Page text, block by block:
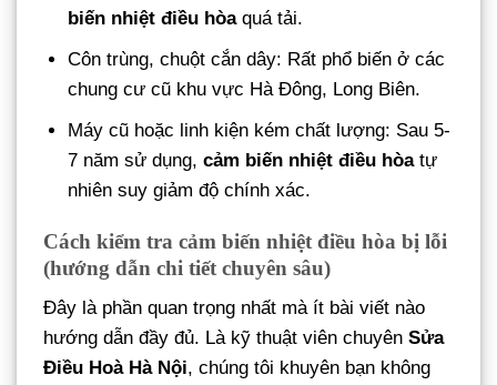
biến nhiệt điều hòaquá tải.
Côn trùng, chuột cắn dây: Rất phổ biến ở các
chung cư cũ khu vực Hà Đông, Long Biên.
Máy cũ hoặc linh kiện kém chất lượng: Sau 5-
7 năm sử dụng,cảm biến nhiệt điều hòatự
nhiên suy giảm độ chính xác.
Cách kiểm tra cảm biến nhiệt điều hòa bị lỗi
(hướng dẫn chi tiết chuyên sâu)
Đây là phần quan trọng nhất mà ít bài viết nào
hướng dẫn đầy đủ. Là kỹ thuật viên chuyên Sửa
Điều Hoà Hà Nội, chúng tôi khuyên bạn không